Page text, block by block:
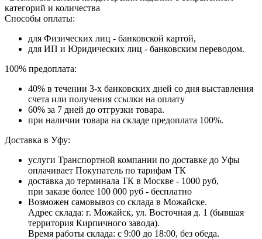
категорий и количества
Способы оплаты:
для Физических лиц - банковской картой,
для ИП и Юридических лиц - банковским переводом.
100% предоплата:
40% в течении 3-х банковских дней со дня выставления
счета или получения ссылки на оплату
60% за 7 дней до отгрузки товара.
при наличии товара на складе предоплата 100%.
Доставка в Уфу:
услуги Транспортной компании по доставке до Уфы
оплачивает Покупатель по тарифам ТК
доставка до терминала ТК в Москве - 1000 руб,
при заказе более 100 000 руб - бесплатно
Возможен самовывоз со склада в Можайске.
Адрес склада: г. Можайск, ул. Восточная д. 1 (бывшая
территория Кирпичного завода).
Время работы склада: с 9:00 до 18:00, без обеда.